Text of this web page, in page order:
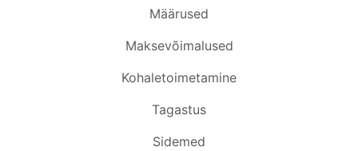
Määrused
Maksevõimalused
Kohaletoimetamine
Tagastus
Sidemed